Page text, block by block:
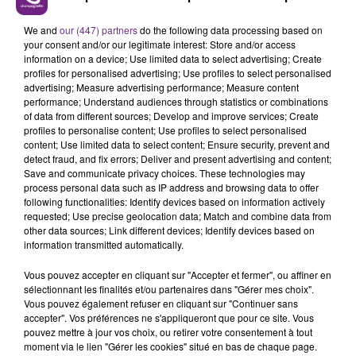
SI TOUT LE MONDE FAIT ÇA, MOI L'ANNÉE
PROCHAINE JE VENDANGE EN...
La vendange en Champagne a débuté ce jeudi 6
août dans la commune de Montgueux (Aube). Du
jamais vu !
We and our (447) partnersdo the following data processing based on
your consent and/or our legitimate interest: Store and/or access
information on a device; Use limited data to select advertising; Create
profiles for personalised advertising; Use profiles to select personalised
advertising; Measure advertising performance; Measure content
performance; Understand audiences through statistics or combinations
of data from different sources; Develop and improve services; Create
profiles to personalise content; Use profiles to select personalised
content; Use limited data to select content; Ensure security, prevent and
detect fraud, and fix errors; Deliver and present advertising and content;
Save and communicate privacy choices. These technologies may
process personal data such as IP address and browsing data to offer
following functionalities: Identify devices based on information actively
requested; Use precise geolocation data; Match and combine data from
other data sources; Link different devices; Identify devices based on
information transmitted automatically.
Vous pouvez accepter en cliquant sur "Accepter et fermer", ou affiner en
sélectionnant les finalités et/ou partenaires dans "Gérer mes choix".
Vous pouvez également refuser en cliquant sur "Continuer sans
accepter". Vos préférences ne s'appliqueront que pour ce site. Vous
pouvez mettre à jour vos choix, ou retirer votre consentement à tout
moment via le lien "Gérer les cookies" situé en bas de chaque page.